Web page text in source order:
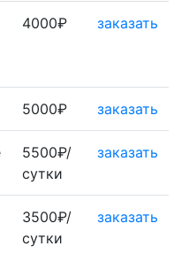
4000₽ заказать
5000₽ заказать
5500₽/
сутки
заказать
3500₽/
сутки
заказать